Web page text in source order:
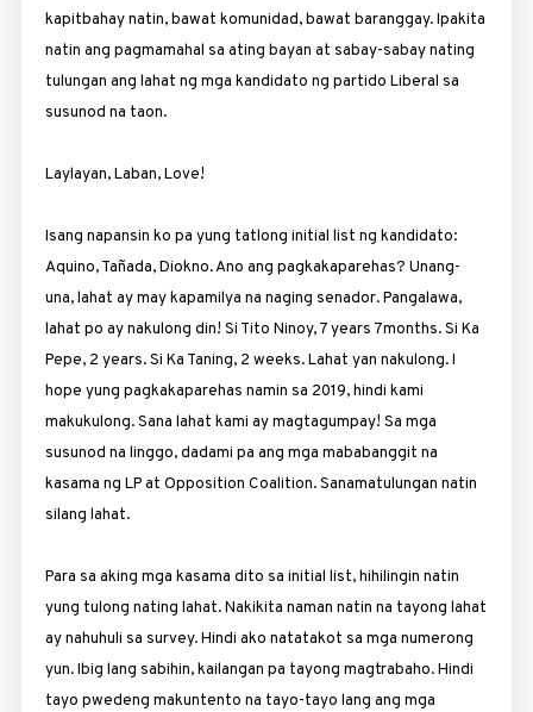
kapitbahay natin, bawat komunidad, bawat baranggay. Ipakita
natin ang pagmamahal sa ating bayan at sabay-sabay nating
tulungan ang lahat ng mga kandidato ng partido Liberal sa
susunod na taon.
Laylayan, Laban, Love!
Isang napansin ko pa yung tatlong initial list ng kandidato:
Aquino, Tañada, Diokno. Ano ang pagkakaparehas? Unang-
una, lahat ay may kapamilya na naging senador. Pangalawa,
lahat po ay nakulong din! Si Tito Ninoy, 7 years 7months. Si Ka
Pepe, 2 years. Si Ka Taning, 2 weeks. Lahat yan nakulong. I
hope yung pagkakaparehas namin sa 2019, hindi kami
makukulong. Sana lahat kami ay magtagumpay! Sa mga
susunod na linggo, dadami pa ang mga mababanggit na
kasama ng LP at Opposition Coalition. Sanamatulungan natin
silang lahat.
Para sa aking mga kasama dito sa initial list, hihilingin natin
yung tulong nating lahat. Nakikita naman natin na tayong lahat
ay nahuhuli sa survey. Hindi ako natatakot sa mga numerong
yun. Ibig lang sabihin, kailangan pa tayong magtrabaho. Hindi
tayo pwedeng makuntento na tayo-tayo lang ang mga